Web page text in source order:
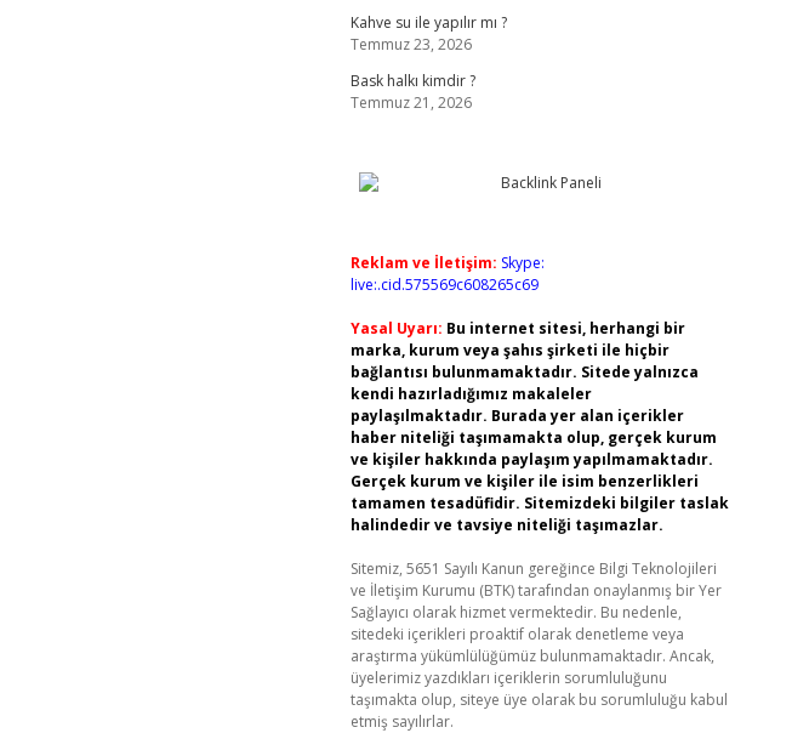
Kahve su ile yapılır mı ?
Temmuz 23, 2026
Bask halkı kimdir ?
Temmuz 21, 2026
Reklam ve İletişim: Skype:
live:.cid.575569c608265c69
Yasal Uyarı: Bu internet sitesi, herhangi bir
marka, kurum veya şahıs şirketi ile hiçbir
bağlantısı bulunmamaktadır. Sitede yalnızca
kendi hazırladığımız makaleler
paylaşılmaktadır. Burada yer alan içerikler
haber niteliği taşımamakta olup, gerçek kurum
ve kişiler hakkında paylaşım yapılmamaktadır.
Gerçek kurum ve kişiler ile isim benzerlikleri
tamamen tesadüfidir. Sitemizdeki bilgiler taslak
halindedir ve tavsiye niteliği taşımazlar.
Sitemiz, 5651 Sayılı Kanun gereğince Bilgi Teknolojileri
ve İletişim Kurumu (BTK) tarafından onaylanmış bir Yer
Sağlayıcı olarak hizmet vermektedir. Bu nedenle,
sitedeki içerikleri proaktif olarak denetleme veya
araştırma yükümlülüğümüz bulunmamaktadır. Ancak,
üyelerimiz yazdıkları içeriklerin sorumluluğunu
taşımakta olup, siteye üye olarak bu sorumluluğu kabul
etmiş sayılırlar.